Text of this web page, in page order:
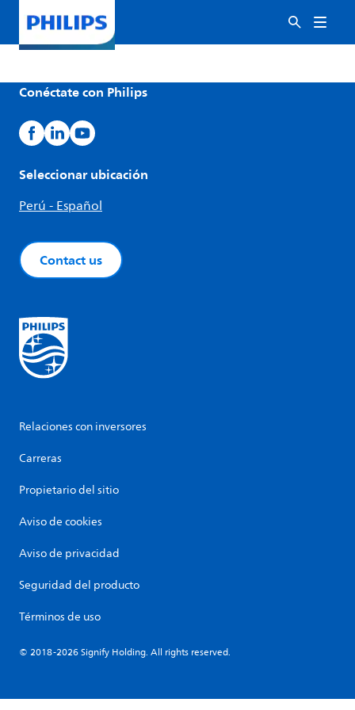
Conéctate con Philips
Seleccionar ubicación
Perú - Español
Contact us
Relaciones con inversores
Carreras
Propietario del sitio
Aviso de cookies
Aviso de privacidad
Seguridad del producto
Términos de uso
© 2018-2026 Signify Holding. All rights reserved.